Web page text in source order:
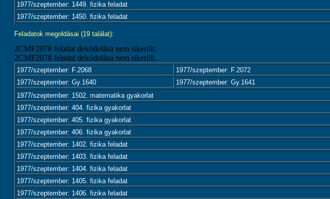
1977/szeptember: 1449. fizika feladat
1977/szeptember: 1450. fizika feladat
Feladatok megoldásai (19 találat):
2CMF2078 feladat dekódolása nem sikerült.
2CMF2078 feladat dekódolása nem sikerült.
1977/szeptember: F.2068 1977/szeptember: F.2072
1977/szeptember: Gy.1640
1977/szeptember: Gy.1641
1977/szeptember: 1502. matematika gyakorlat
1977/szeptember: 404. fizika gyakorlat
1977/szeptember: 405. fizika gyakorlat
1977/szeptember: 406. fizika gyakorlat
1977/szeptember: 1402. fizika feladat
1977/szeptember: 1403. fizika feladat
1977/szeptember: 1404. fizika feladat
1977/szeptember: 1405. fizika feladat
1977/szeptember: 1406. fizika feladat